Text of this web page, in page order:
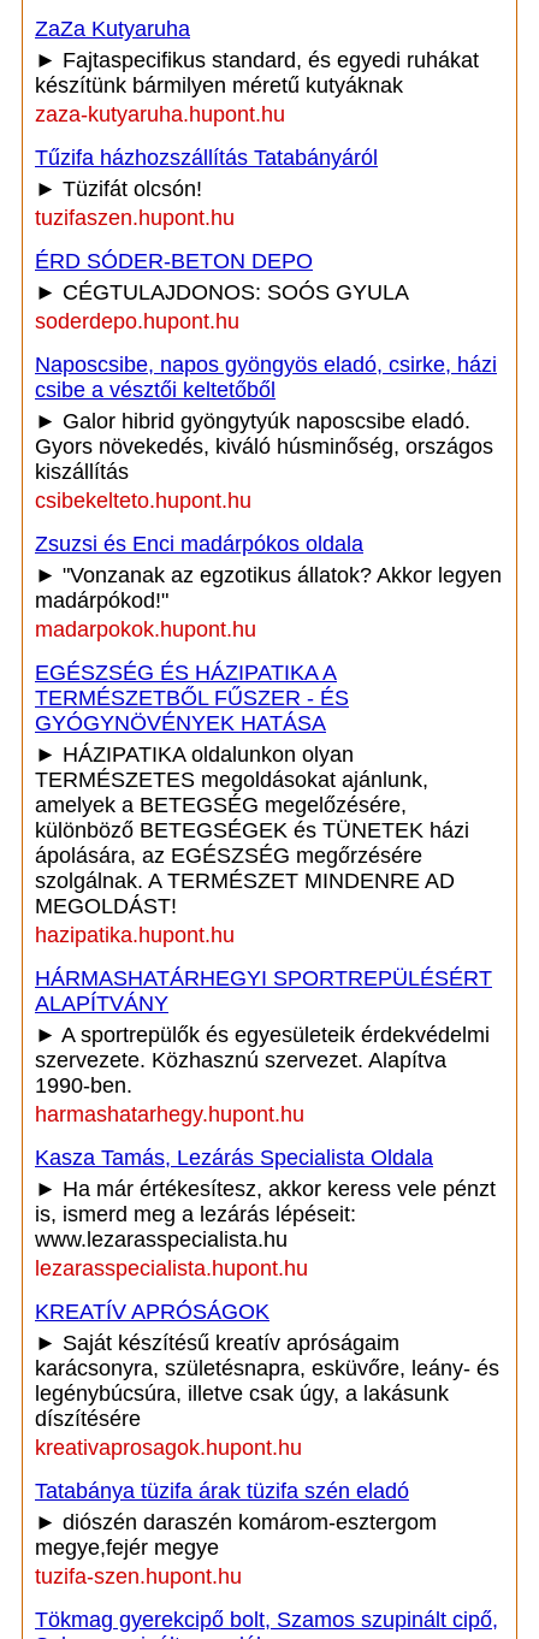
ZaZa Kutyaruha
► Fajtaspecifikus standard, és egyedi ruhákat
készítünk bármilyen méretű kutyáknak
zaza-kutyaruha.hupont.hu
Tűzifa házhozszállítás Tatabányáról
► Tüzifát olcsón!
tuzifaszen.hupont.hu
ÉRD SÓDER-BETON DEPO
► CÉGTULAJDONOS: SOÓS GYULA
soderdepo.hupont.hu
Naposcsibe, napos gyöngyös eladó, csirke, házi
csibe a vésztői keltetőből
► Galor hibrid gyöngytyúk naposcsibe eladó.
Gyors növekedés, kiváló húsminőség, országos
kiszállítás
csibekelteto.hupont.hu
Zsuzsi és Enci madárpókos oldala
► "Vonzanak az egzotikus állatok? Akkor legyen
madárpókod!"
madarpokok.hupont.hu
EGÉSZSÉG ÉS HÁZIPATIKA A
TERMÉSZETBŐL FŰSZER - ÉS
GYÓGYNÖVÉNYEK HATÁSA
► HÁZIPATIKA oldalunkon olyan
TERMÉSZETES megoldásokat ajánlunk,
amelyek a BETEGSÉG megelőzésére,
különböző BETEGSÉGEK és TÜNETEK házi
ápolására, az EGÉSZSÉG megőrzésére
szolgálnak. A TERMÉSZET MINDENRE AD
MEGOLDÁST!
hazipatika.hupont.hu
HÁRMASHATÁRHEGYI SPORTREPÜLÉSÉRT
ALAPÍTVÁNY
► A sportrepülők és egyesületeik érdekvédelmi
szervezete. Közhasznú szervezet. Alapítva
1990-ben.
harmashatarhegy.hupont.hu
Kasza Tamás, Lezárás Specialista Oldala
► Ha már értékesítesz, akkor keress vele pénzt
is, ismerd meg a lezárás lépéseit:
www.lezarasspecialista.hu
lezarasspecialista.hupont.hu
KREATÍV APRÓSÁGOK
► Saját készítésű kreatív apróságaim
karácsonyra, születésnapra, esküvőre, leány- és
legénybúcsúra, illetve csak úgy, a lakásunk
díszítésére
kreativaprosagok.hupont.hu
Tatabánya tüzifa árak tüzifa szén eladó
► diószén daraszén komárom-esztergom
megye,fejér megye
tuzifa-szen.hupont.hu
Tökmag gyerekcipő bolt, Szamos szupinált cipő,